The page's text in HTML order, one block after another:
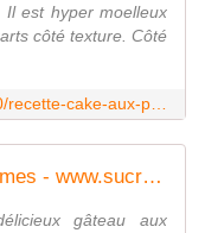
est hyper moelleux
côté texture. Côté
Gâteau super moelleux aux pommes - www.sucreetepices.com
gâteau aux